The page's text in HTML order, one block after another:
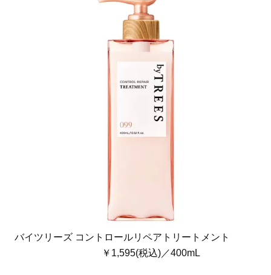
バイツリーズ コントロールリペアトリートメント
￥1,595(税込)／400mL